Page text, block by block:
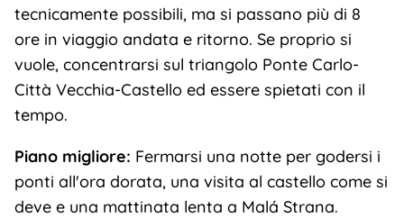
tecnicamente possibili, ma si passano più di 8
ore in viaggio andata e ritorno. Se proprio si
vuole, concentrarsi sul triangolo Ponte Carlo-
Città Vecchia-Castello ed essere spietati con il
tempo.
Piano migliore: Fermarsi una notte per godersi i
ponti all'ora dorata, una visita al castello come si
deve e una mattinata lenta a Malá Strana.